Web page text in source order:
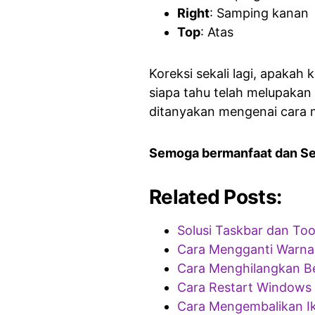
Right: Samping kanan
Top: Atas
Koreksi sekali lagi, apakah
siapa tahu telah
ditanyakan mengenai cara
Semoga bermanfaat dan
Related Posts:
Solusi Taskbar dan
Cara Mengganti
Cara Menghilangkan
Cara Restart
Cara Mengembalikan